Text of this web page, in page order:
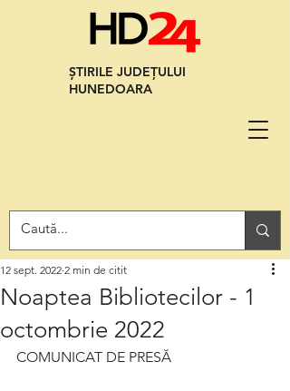
ȘTIRILE JUDEȚULUI
HUNEDOARA
Noaptea Bibliotecilor - 1
octombrie 2022
12 sept. 2022 2 min de citit
COMUNICAT DE PRESĂ